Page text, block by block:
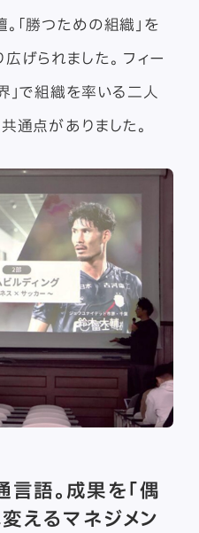
「勝つための組織」を
げられました。 フィー
」で組織を率いる二人
通点がありました。
語。成果を「偶
変えるマネジメン